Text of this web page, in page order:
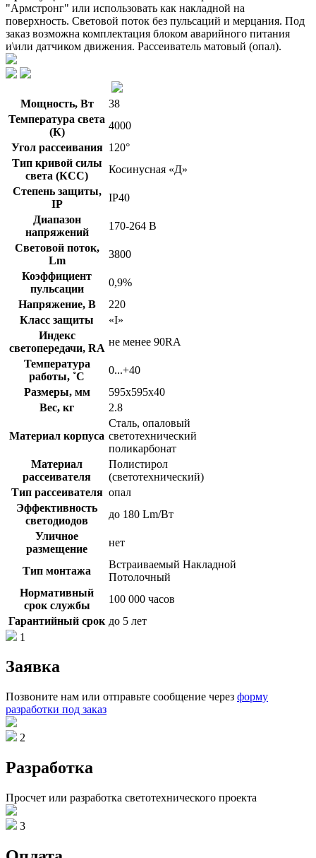
"Армстронг" или использовать как накладной на
поверхность. Световой поток без пульсаций и мерцания. Под
заказ возможна комплектация блоком аварийного питания
и\или датчиком движения. Рассеиватель матовый (опал).
Мощность, Вт
38
Температура света
(К)
4000
Угол рассеивания 120°
Тип кривой силы
света (КСС)
Косинусная «Д»
Степень защиты,
IP
IP40
Диапазон
напряжений
170-264 В
Световой поток,
Lm
3800
Коэффициент
пульсации
0,9%
Напряжение, В
220
Класс защиты
«I»
Индекс
светопередачи, RA
не менее 90RA
Температура
работы, ˚С
0...+40
Размеры, мм
595х595х40
Вес, кг
2.8
Материал корпуса
Сталь, опаловый
светотехнический
поликарбонат
Материал
рассеивателя
Полистирол
(светотехнический)
Тип рассеивателя опал
Эффективность
светодиодов
до 180 Lm/Вт
Уличное
размещение
нет
Тип монтажа
Встраиваемый Накладной
Потолочный
Нормативный
срок службы
100 000 часов
Гарантийный срок до 5 лет
1
Заявка
Позвоните нам или отправьте сообщение через форму
разработки под заказ
2
Разработка
Просчет или разработка светотехнического проекта
3